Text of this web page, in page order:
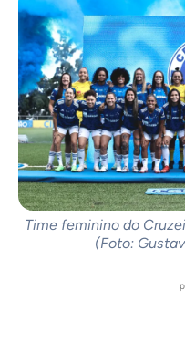
Time feminino do
(Foto: